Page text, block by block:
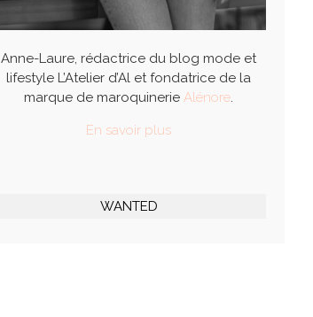
Anne-Laure, rédactrice du blog mode et
lifestyle L’Atelier d’Al et fondatrice de la
marque de maroquinerieAlénore.
En savoir plus
WANTED